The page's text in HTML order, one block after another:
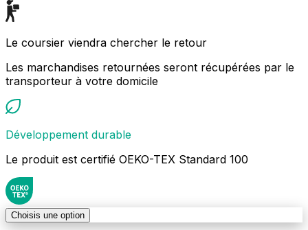
Le coursier viendra chercher le retour
Les marchandises retournées seront récupérées par le
transporteur à votre domicile
Développement durable
Le produit est certifié OEKO-TEX Standard 100
Choisis une option